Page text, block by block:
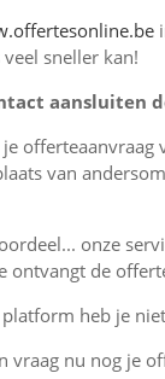
sneller kan!
aansluiten
offerteaanvraag
van
onze
ontvangt de
heb je
vraag nu nog je